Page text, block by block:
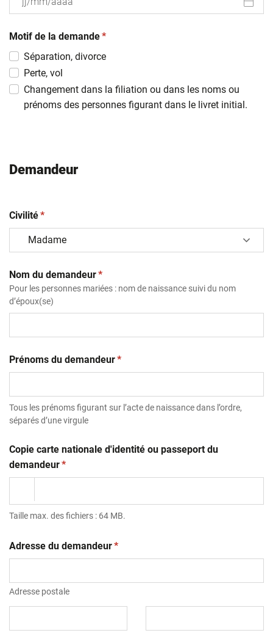
slash
MM
slash
AAAA
Motif de la demande(obligatoire)
*
Séparation, divorce
Perte, vol
Changement dans la filiation ou dans les noms ou
prénoms des personnes figurant dans le livret initial.
Demandeur
Civilité(obligatoire)
*
Nom du demandeur(obligatoire)
*
Pour les personnes mariées : nom de naissance suivi du nom
d’époux(se)
Prénoms du demandeur(obligatoire)
*
Tous les prénoms figurant sur l’acte de naissance dans l’ordre,
séparés d’une virgule
Copie carte nationale d'identité ou passeport du
demandeur(obligatoire)
*
Taille max. des fichiers : 64 MB.
Adresse du demandeur(obligatoire)
*
Adresse postale